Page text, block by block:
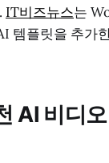
IT비즈뉴스는
템플릿을 추가
AI 비디